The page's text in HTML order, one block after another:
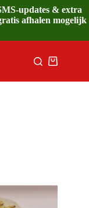
updates & extra
afhalen mogelijk